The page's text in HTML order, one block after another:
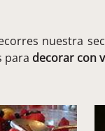
nuestra
para decorar con